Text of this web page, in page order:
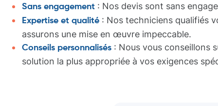
Sans engagement : Nos devis sont sans
Expertise et qualité : Nos techniciens qualifiés
assurons une mise en œuvre impeccable.
Conseils personnalisés : Nous vous conseillons
solution la plus appropriée à vos exigences